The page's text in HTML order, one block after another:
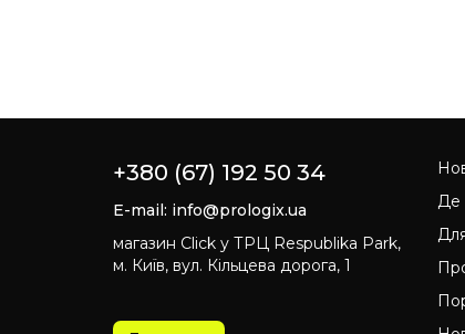
+380 (67) 192 50 34
E-mail: info@prologix.ua
магазин Click у ТРЦ Respublika Park,
м. Київ, вул. Кільцева дорога, 1
Де